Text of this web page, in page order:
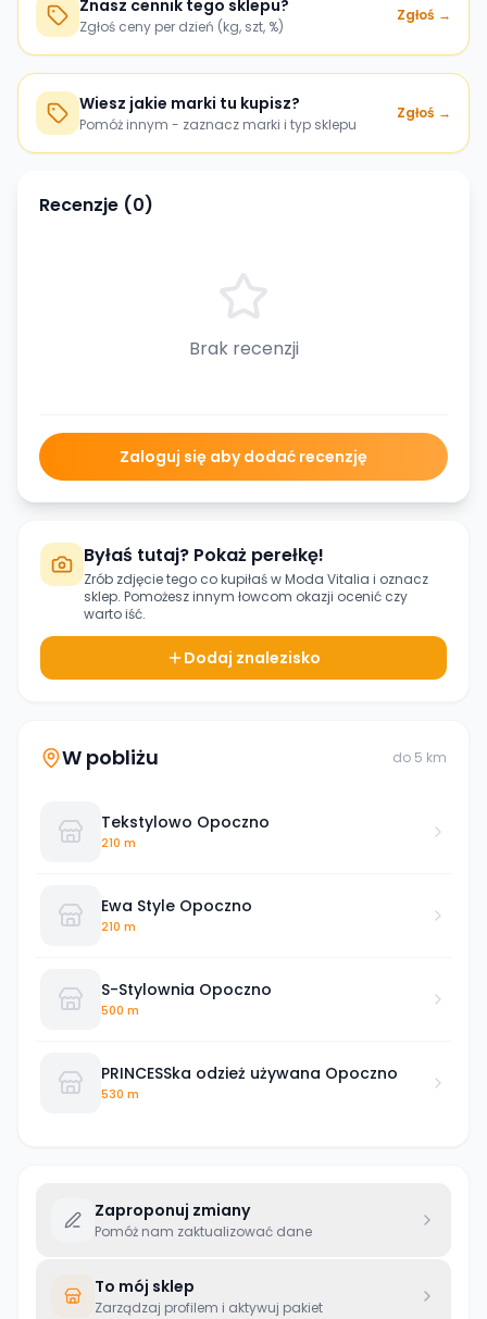
Znasz cennik tego sklepu?
Zgłoś ceny per dzień (kg, szt, %)
Zgłoś →
Wiesz jakie marki tu kupisz?
Pomóż innym - zaznacz marki i typ sklepu
Zgłoś →
Recenzje (0)
Brak recenzji
Zaloguj się aby dodać recenzję
Byłaś tutaj? Pokaż perełkę!
Zrób zdjęcie tego co kupiłaś wModa Vitalia i oznacz
sklep. Pomożesz innym łowcom okazji ocenić czy
warto iść.
Dodaj znalezisko
W pobliżu do 5 km
Tekstylowo Opoczno
210 m
Ewa Style Opoczno
210 m
S-Stylownia Opoczno
500 m
PRINCESSka odzież używana Opoczno
530 m
Zaproponuj zmiany
Pomóż nam zaktualizować dane
To mój sklep
Zarządzaj profilem i aktywuj pakiet